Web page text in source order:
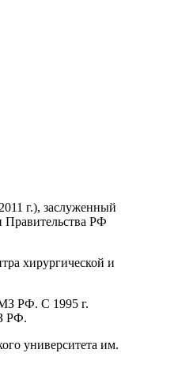
г.), заслуженный
Правительства РФ
хирургической и
РФ. С 1995 г.
РФ.
университета им.